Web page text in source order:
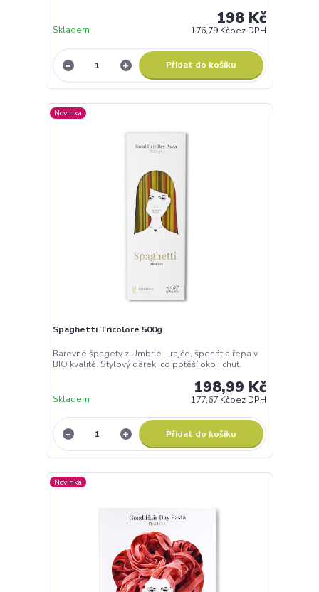
198 Kč
176,79 Kčbez DPH
Skladem
Přidat do košíku
Novinka
Spaghetti Tricolore 500g
Barevné špagety z Umbrie – rajče, špenát a řepa v
BIO kvalitě. Stylový dárek, co potěší oko i chuť.
198,99 Kč
177,67 Kčbez DPH
Skladem
Přidat do košíku
Novinka